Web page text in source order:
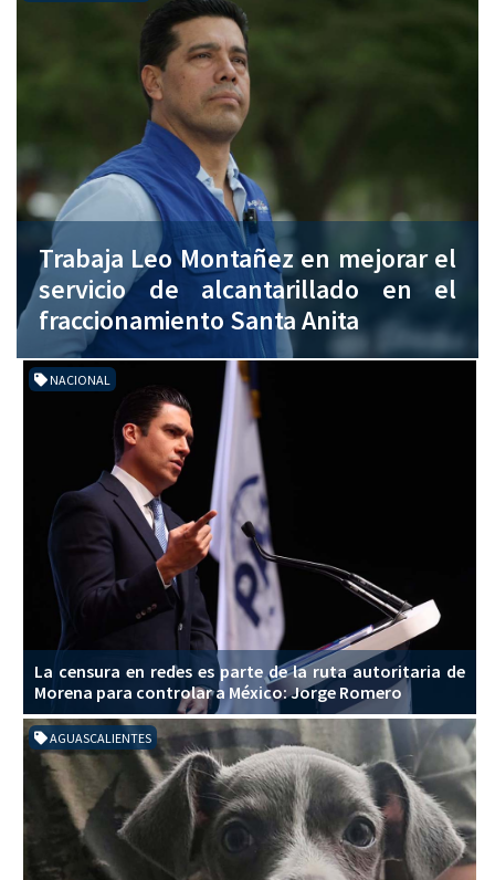
Trabaja Leo Montañez en mejorar el
servicio de alcantarillado en el
fraccionamiento Santa Anita
NACIONAL
La censura en redes es parte de la ruta autoritaria de
Morena para controlar a México: Jorge Romero
AGUASCALIENTES